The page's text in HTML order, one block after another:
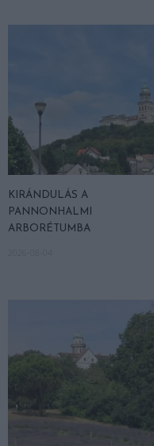
KIRÁNDULÁS A
PANNONHALMI
ARBORÉTUMBA